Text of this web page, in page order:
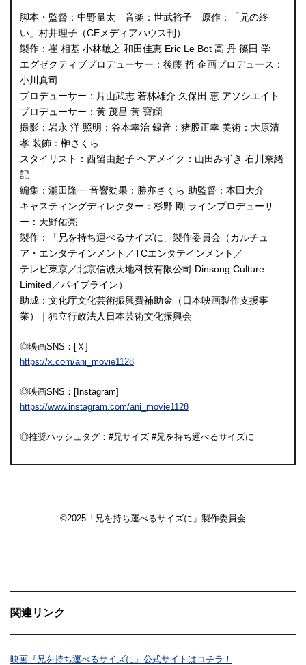
脚本・監督：中野量太 音楽：世武裕子 原作：「兄の終
い」村井理子（CEメディアハウス刊）
製作：崔 相基 小林敏之 和田佳恵 Eric Le Bot 高 丹 篠田 学
エグゼクティブプロデューサー：後藤 哲 企画プロデュース：
小川真司
プロデューサー：片山武志 若林雄介 久保田 恵 アソシエイト
プロデューサー：黃 茂昌 黃 寶嫻
撮影：岩永 洋 照明：谷本幸治 録音：猪股正幸 美術：大原清
孝 装飾：榊さくら
スタイリスト：西留由起子 ヘアメイク：山田みずき 石川奈緒
記
編集：瀧田隆一 音響効果：勝亦さくら 助監督：本田大介
キャスティングディレクター：杉野 剛 ラインプロデューサ
ー：天野佑亮
製作：「兄を持ち運べるサイズに」製作委員会（カルチュ
ア・エンタテインメント／TCエンタテインメント／
テレビ東京／北京信诚天地科技有限公司 Dinsong Culture
Limited／パイプライン）
助成：文化庁文化芸術振興費補助金（日本映画製作支援事
業）｜独立行政法人日本芸術文化振興会
◎映画SNS：[Ｘ]
https://x.com/ani_movie1128
◎映画SNS：[Instagram]
https://www.instagram.com/ani_movie1128
◎推奨ハッシュタグ：#兄サイズ #兄を持ち運べるサイズに
©2025「兄を持ち運べるサイズに」製作委員会
関連リンク
映画『兄を持ち運べるサイズに』公式サイトはコチラ！